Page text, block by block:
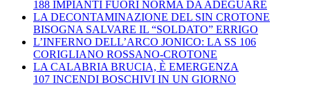
188 IMPIANTI FUORI NORMA DA ADEGUARE
LA DECONTAMINAZIONE DEL SIN CROTONE
BISOGNA SALVARE IL “SOLDATO” ERRIGO
L’INFERNO DELL’ARCO JONICO: LA SS 106
CORIGLIANO ROSSANO-CROTONE
LA CALABRIA BRUCIA, È EMERGENZA
107 INCENDI BOSCHIVI IN UN GIORNO